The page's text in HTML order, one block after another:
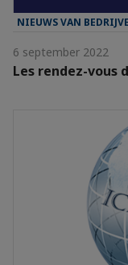
NIEUWS VAN
6 september 2022
Les rendez-vous